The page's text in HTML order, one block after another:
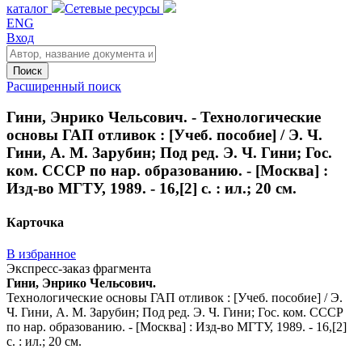
каталог
Сетевые ресурсы
ENG
Вход
Поиск
Расширенный поиск
Гини, Энрико Чельсович. - Технологические
основы ГАП отливок : [Учеб. пособие] / Э. Ч.
Гини, А. М. Зарубин; Под ред. Э. Ч. Гини; Гос.
ком. СССР по нар. образованию. - [Москва] :
Изд-во МГТУ, 1989. - 16,[2] с. : ил.; 20 см.
Карточка
В избранное
Экспресс-заказ фрагмента
Гини, Энрико Чельсович.
Технологические основы ГАП отливок : [Учеб. пособие] / Э.
Ч. Гини, А. М. Зарубин; Под ред. Э. Ч. Гини; Гос. ком. СССР
по нар. образованию. - [Москва] : Изд-во МГТУ, 1989. - 16,[2]
с. : ил.; 20 см.